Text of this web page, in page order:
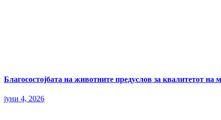
Благосостојбата на животните предуслов за квалитетот на
јуни 4, 2026